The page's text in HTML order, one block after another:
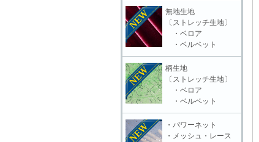
無地生地
〔ストレッチ生地〕
・ベロア
・ベルベット
柄生地
〔ストレッチ生地〕
・ベロア
・ベルベット
・パワーネット
・メッシュ・レース